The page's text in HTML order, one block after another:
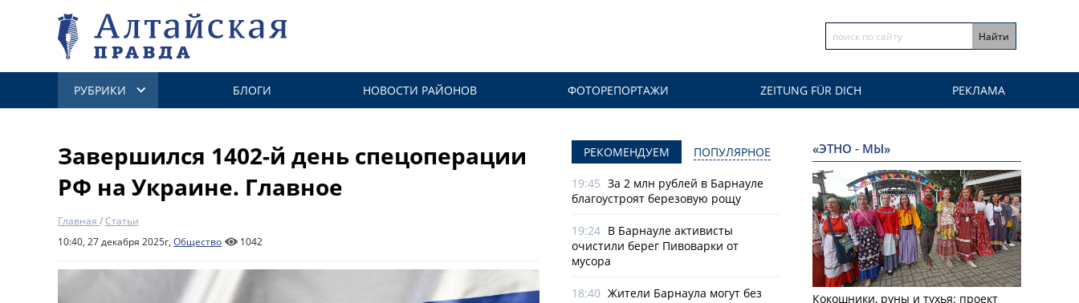
РУБРИКИ БЛОГИ НОВОСТИ РАЙОНОВ ФОТОРЕПОРТАЖИ ZEITUNG FÜR DICH РЕКЛАМА
Завершился 1402-й день спецоперации
РФ на Украине. Главное
Главная /Статьи
10:40, 27 декабря 2025г, Общество 1042
РЕКОМЕНДУЕМ ПОПУЛЯРНОЕ
19:45 За 2 млн рублей в Барнауле
благоустроят березовую рощу
19:24 В Барнауле активисты
очистили берег Пивоварки от
мусора
18:40 Жители Барнаула могут без
«ЭТНО - МЫ»
Кокошники, руны и тухья: проект